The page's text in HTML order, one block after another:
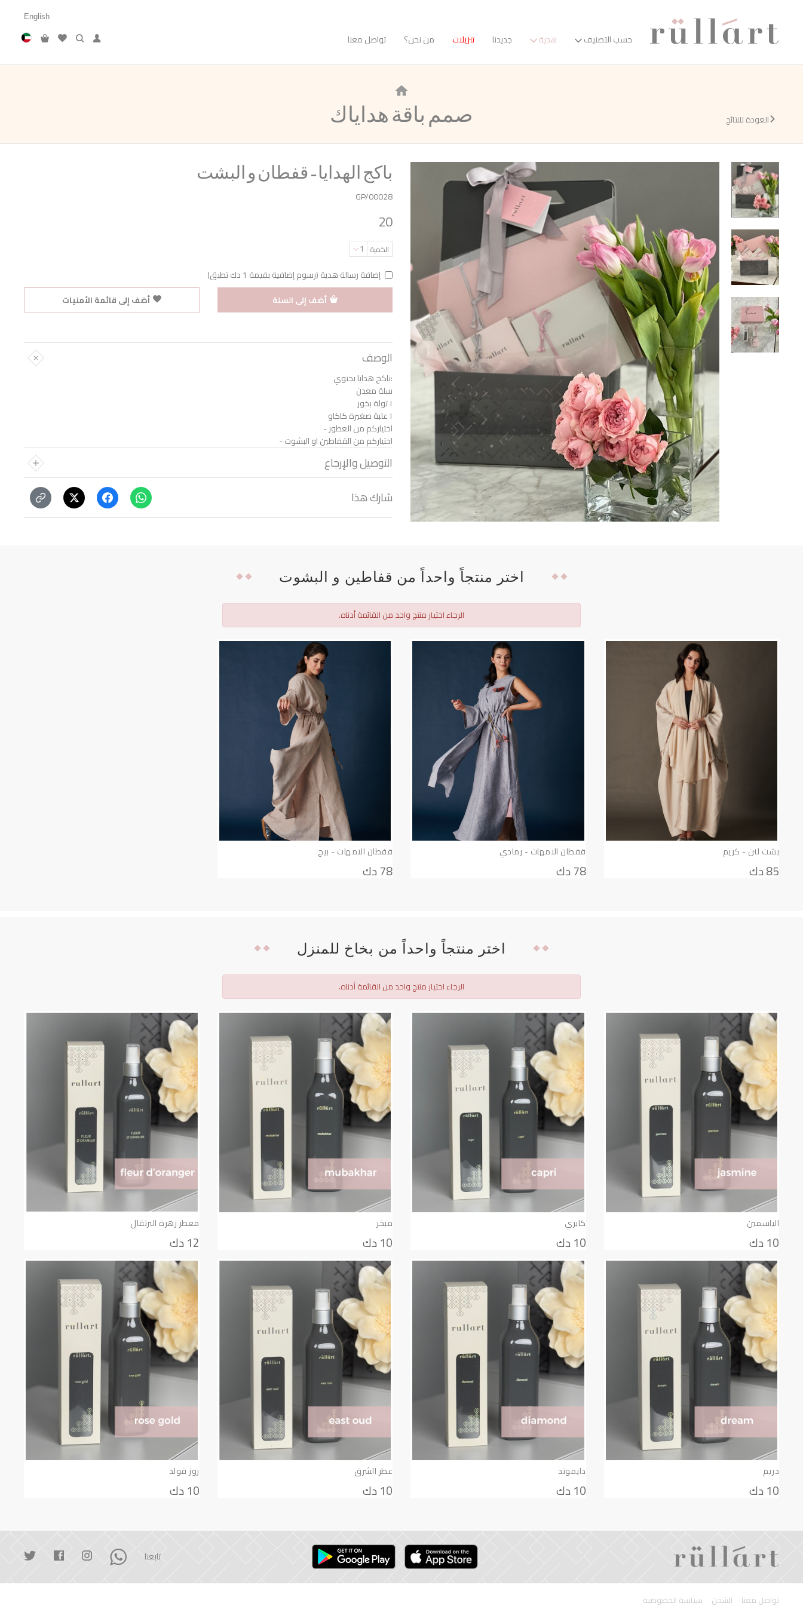
حسب التصنيف هدية جديدنا تنزيلات من نحن؟ تواصل معنا
English
صمم باقة هداياك العودة للنتائج
باكج الهدايا - قفطان و البشت
GP/00028
20
الكمية 1
إضافة رسالة هدية (رسوم إضافية بقيمة 1 دك تطبق)
أضف إلى السلة أضف إلى قائمة الأمنيات
الوصف
:باكج هدايا يحتوي
سلة معدن
١ تولة بخور
١ علبة صغيرة كاكاو
اختياركم من العطور -
اختياركم من القفاطين او البشوت -
التوصيل والإرجاع
شارك هذا
اختر منتجاً واحداً من قفاطين و البشوت
الرجاء اختيار منتج واحد من القائمة أدناه.
بشت لنن - كريم
85 دك
قفطان الامهات - رمادي
78 دك
قفطان الامهات - بيج
78 دك
اختر منتجاً واحداً من بخاخ للمنزل
الرجاء اختيار منتج واحد من القائمة أدناه.
الياسمين
10 دك
كابري
10 دك
مبخر
10 دك
معطر زهرة البرتقال
12 دك
دريم
10 دك
دايموند
10 دك
عطر الشرق
10 دك
روز قولد
10 دك
تابعنا
تواصل معنا الشحن سياسة الخصوصية